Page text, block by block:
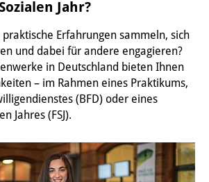
Jahr?
Erfahrungen sammeln, sich
und dabei für andere engagieren?
in Deutschland bieten Ihnen
– im Rahmen eines Praktikums,
(BFD) oder eines
Jahres (FSJ).